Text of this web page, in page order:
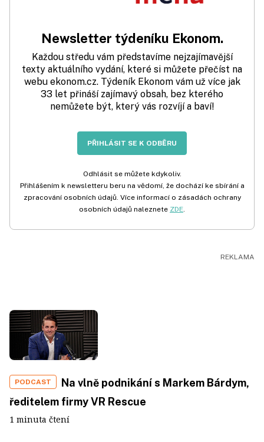
Newsletter týdeníku Ekonom.
Každou středu vám představíme nejzajímavější
texty aktuálního vydání, které si můžete přečíst na
webu ekonom.cz. Týdeník Ekonom vám už více jak
33 let přináší zajímavý obsah, bez kterého
nemůžete být, který vás rozvíjí a baví!
PŘIHLÁSIT SE K ODBĚRU
Odhlásit se můžete kdykoliv.
Přihlášením k newsletteru beru na vědomí, že dochází ke sbírání a
zpracování osobních údajů. Více informací o zásadách ochrany
osobních údajů naleznete ZDE.
PODCAST
Na vlně podnikání s Markem Bárdym,
ředitelem firmy VR Rescue
1 minuta čtení